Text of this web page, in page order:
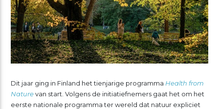
Dit jaar ging in Finland het tienjarige programma Health from
Naturevan start. Volgens de initiatiefnemers gaat het om het
eerste nationale programma ter wereld dat natuur expliciet